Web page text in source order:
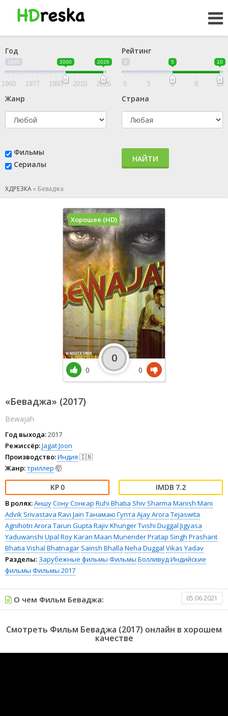
Год
1960 2000 2026
1960 1977 1993 2010 2026
Рейтинг
0 5 10
0 3 5 8 10
Жанр Страна
Фильмы
Сериалы
НАЙТИ
ХДРЕЗКА» Беваджа
«Беваджа» (2017)
Bewajah
Год выхода:2017
Режиссёр:Jagat Joon
Производство:Индия 🇮🇳
Жанр:триллер 🤯
0 7.2
В ролях:АншуСону Сонкар Ruhi Bhatia Shiv Sharma Manish Mani
Advik Srivastava Ravi Jain Танамаю Гупта Ajay Arora Tejaswita
Agnihotri Arora Tarun Gupta Rajiv KhungerTvishi Duggal Jigyasa
Yaduwanshi Upal RoyKaran Maan Munender Pratap Singh Prashant
Bhatia Vishal Bhatnagar Sainsh Bhalla Neha Duggal Vikas Yadav
Разделы: Зарубежные фильмы Фильмы БолливудИндийские
фильмы Фильмы 2017
Хорошее (HD)
0
0
0
О чем Фильм Беваджа: 05.06.2021
Смотреть Фильм Беваджа (2017) онлайн в хорошем
качестве